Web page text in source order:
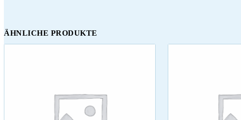
ÄHNLICHE PRODUKTE